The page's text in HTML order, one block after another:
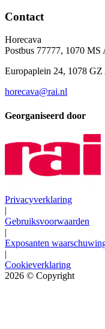
Contact
Horecava
Postbus 77777, 1070 MS
Europaplein 24, 1078 GZ
horecava@rai.nl
Georganiseerd door
Privacyverklaring
|
Gebruiksvoorwaarden
|
Exposanten
|
Cookieverklaring
2026 © Copyright